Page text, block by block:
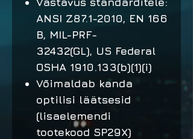
ANSI Z87.1-2010, EN 166
B, MIL-PRF-
32432(GL), US Federal
OSHA 1910.133(b)(1)(i)
Võimaldab kanda
optilisi läätsesid
(lisaelemendi
tootekood SP29X)